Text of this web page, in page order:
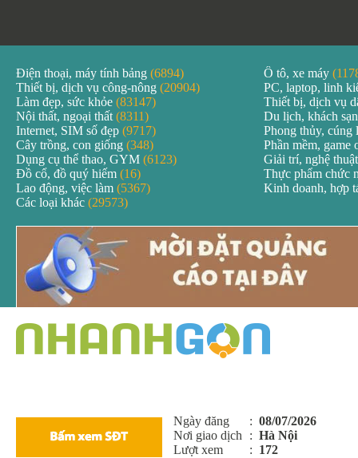
Điện thoại, máy tính bảng (6894) Ô tô, xe máy
Thiết bị, dịch vụ công-nông (20904)
PC, laptop, linh
Làm đẹp, sức khỏe (83147)
Thiết bị, dịch vụ
Nội thất, ngoại thất (8311)
Du lịch, khách
Internet, SIM số đẹp (9717)
Phong thủy, cúng
Cây trồng, con giống (348)
Phần mềm, game
Dụng cụ thể thao, GYM (6123)
Giải trí, nghệ
Đồ cổ, đồ quý hiếm (16)
Thực phẩm chức
Lao động, việc làm (5367)
Kinh doanh, hợp
Các loại khác (29573)
Ngày đăng : 08/07/2026
Nơi giao dịch : Hà Nội
Lượt xem
: 172